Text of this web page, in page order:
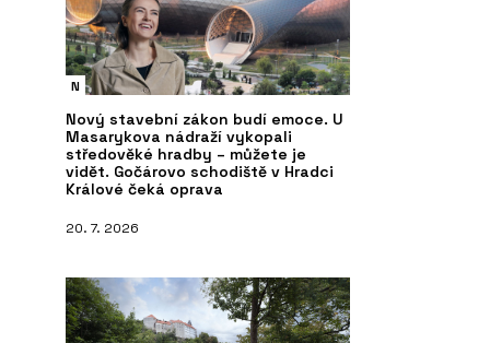
N
Nový stavební zákon budí emoce. U
Masarykova nádraží vykopali
středověké hradby – můžete je
vidět. Gočárovo schodiště v Hradci
Králové čeká oprava
20. 7. 2026